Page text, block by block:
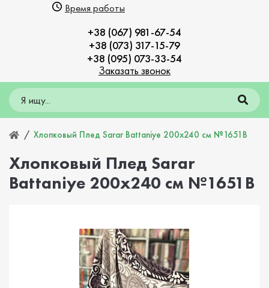
Время работы
+38 (067) 981-67-54
+38 (073) 317-15-79
+38 (095) 073-33-54
Заказать звонок
Хлопковый Плед Sarar Battaniye 200х240 см №1651В
Хлопковый Плед Sarar
Battaniye 200х240 см №1651В